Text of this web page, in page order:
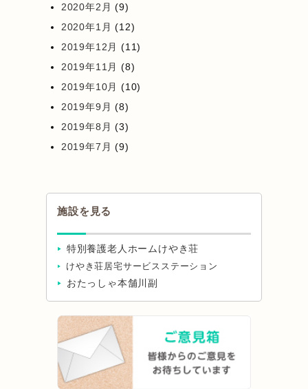
2020年2月 (9)
2020年1月 (12)
2019年12月 (11)
2019年11月 (8)
2019年10月 (10)
2019年9月 (8)
2019年8月 (3)
2019年7月 (9)
施設を見る
特別養護老人ホームけやき荘
けやき荘居宅サービスステーション
おたっしゃ本舗川副